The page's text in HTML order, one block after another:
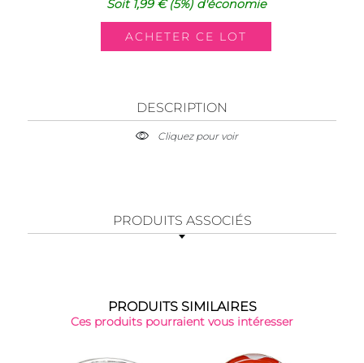
Soit 1,99 €(5%)d'économie
DESCRIPTION
Cliquez pour voir
PRODUITS ASSOCIÉS
PRODUITS SIMILAIRES
Ces produits pourraient vous intéresser